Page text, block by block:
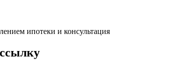
ипотеки и консультация